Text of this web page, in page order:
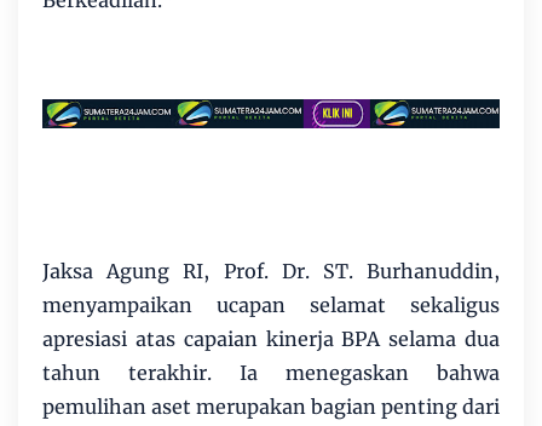
Jaksa Agung RI, Prof. Dr. ST. Burhanuddin,
menyampaikan ucapan selamat sekaligus
apresiasi atas capaian kinerja BPA selama dua
tahun terakhir. Ia menegaskan bahwa
pemulihan aset merupakan bagian penting dari